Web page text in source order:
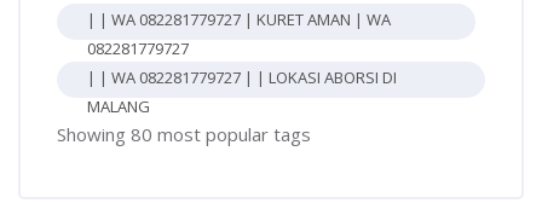
| | WA 082281779727 | KURET AMAN | WA
082281779727
| | WA 082281779727 | | LOKASI ABORSI DI
MALANG
Showing 80 most popular tags